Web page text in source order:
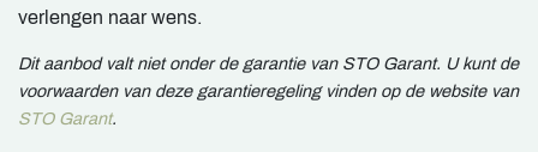
verlengen naar wens.
Dit aanbod valt niet onder de garantie van STO Garant. U kunt de
voorwaarden van deze garantieregeling vinden op de website van
STO Garant.